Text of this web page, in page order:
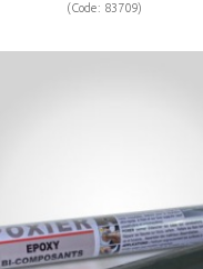
(Code: 83709)